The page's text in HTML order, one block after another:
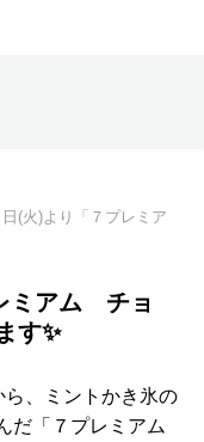
日(火)より「７プレミア
ミアム チョ
す✨
ら、ミントかき氷の
だ「７プレミアム